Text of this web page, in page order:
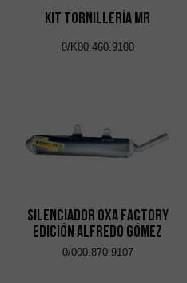
Kit Tornillería MR
0/K00.460.9100
Silenciador OXA Factory
Edición Alfredo Gómez
0/000.870.9107